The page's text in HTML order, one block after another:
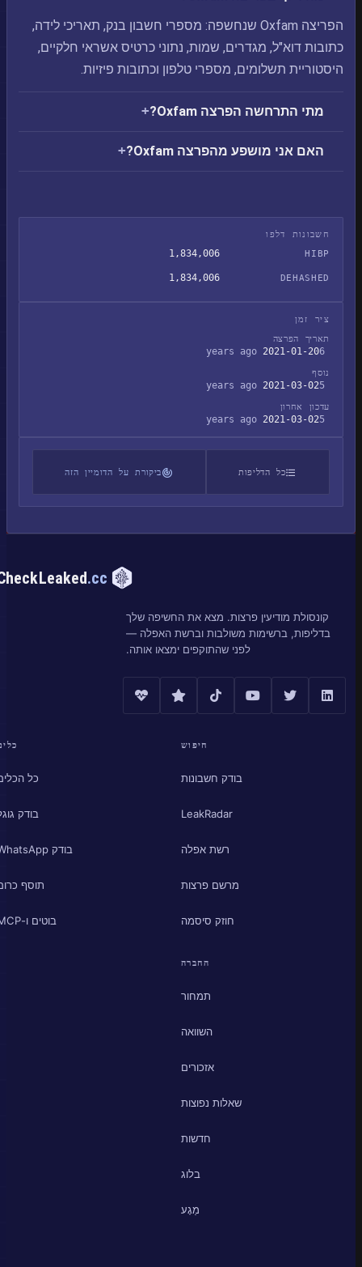
הפריצה Oxfam שנחשפה: מספרי חשבון בנק, תאריכי לידה,
כתובות דוא"ל, מגדרים, שמות, נתוני כרטיס אשראי חלקיים,
היסטוריית תשלומים, מספרי טלפון וכתובות פיזיות.
מתי התרחשה הפרצה Oxfam?
האם אני מושפע מהפרצה Oxfam?
חשבונות דלפו
HIBP
1,834,006
DEHASHED
1,834,006
ציר זמן
תאריך הפרצה
2021-01-20
נוסף
2021-03-02
עדכון אחרון
2021-03-02
כל הדליפות ביקורת על הדומיין הזה
CheckLeaked.cc
קונסולת מודיעין פרצות. מצא את החשיפה שלך
בדליפות, ברשימות משולבות וברשת האפלה —
לפני שהתוקפים ימצאו אותה.
חיפוש
בודק חשבונות
LeakRadar
רשת אפלה
מרשם פרצות
חוזק סיסמה
כלים
כל הכלים
בודק גוגל
בודק WhatsApp
תוסף כרום
בוטים ו-MCP
החברה
תמחור
השוואה
אזכורים
שאלות נפוצות
חדשות
בלוג
מַגָע